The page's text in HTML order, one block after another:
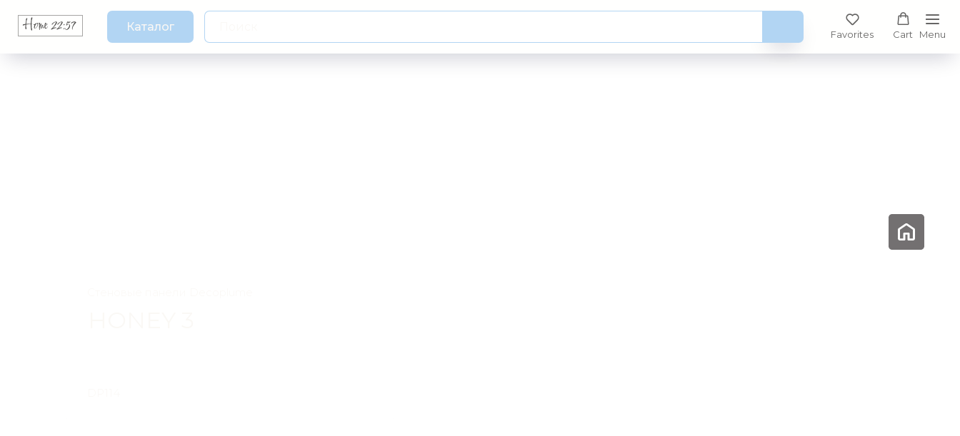
Каталог
Favorites Cart Menu